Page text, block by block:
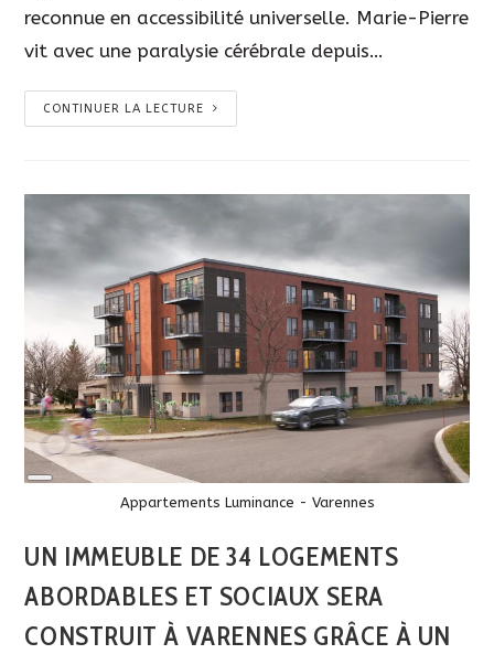
reconnue en accessibilité universelle. Marie-Pierre
vit avec une paralysie cérébrale depuis…
CONTINUER LA LECTURE
Long
Appartements Luminance - Varennes
UN IMMEUBLE DE 34 LOGEMENTS
ABORDABLES ET SOCIAUX SERA
CONSTRUIT À VARENNES GRÂCE À UN